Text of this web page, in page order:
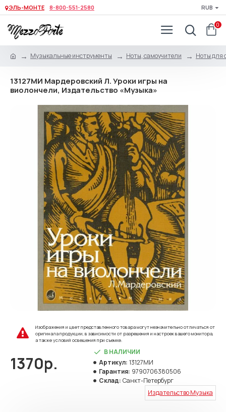
ЭЛЬ-МОНТЕ 8-800-551-2580 RUB
0
Музыкальные инструменты Ноты, самоучители Ноты для
13127МИ Мардеровский Л. Уроки игры на
виолончели, Издательство «Музыка»
Изображения и цвет представленного товара могут незначительно отличаться от
оригинала продукции, в зависимости от разрешения и настроек вашего монитора,
а также условий освещения при съемке.
1370р.
В НАЛИЧИИ
Артикул: 13127МИ
Гарантия: 9790706380506
Склад: Санкт-Петербург
Издательство Музыка